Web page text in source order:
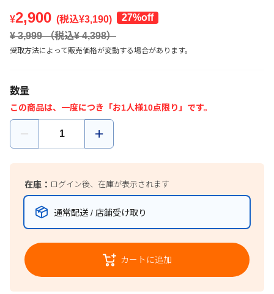
¥2,900 (税込¥3,190)
27%off
¥ 3,999（税込¥4,398）
受取方法によって販売価格が変動する場合があります。
数量
この商品は、一度につき「お1人様10点限り」です。
在庫： ログイン後、在庫が表示されます
通常配送 / 店舗受け取り
カートに追加